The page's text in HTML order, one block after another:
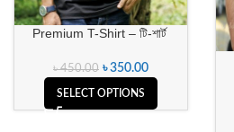
Premium T-Shirt – টি-শার্ট
৳450.00 ৳350.00
SELECT OPTIONS